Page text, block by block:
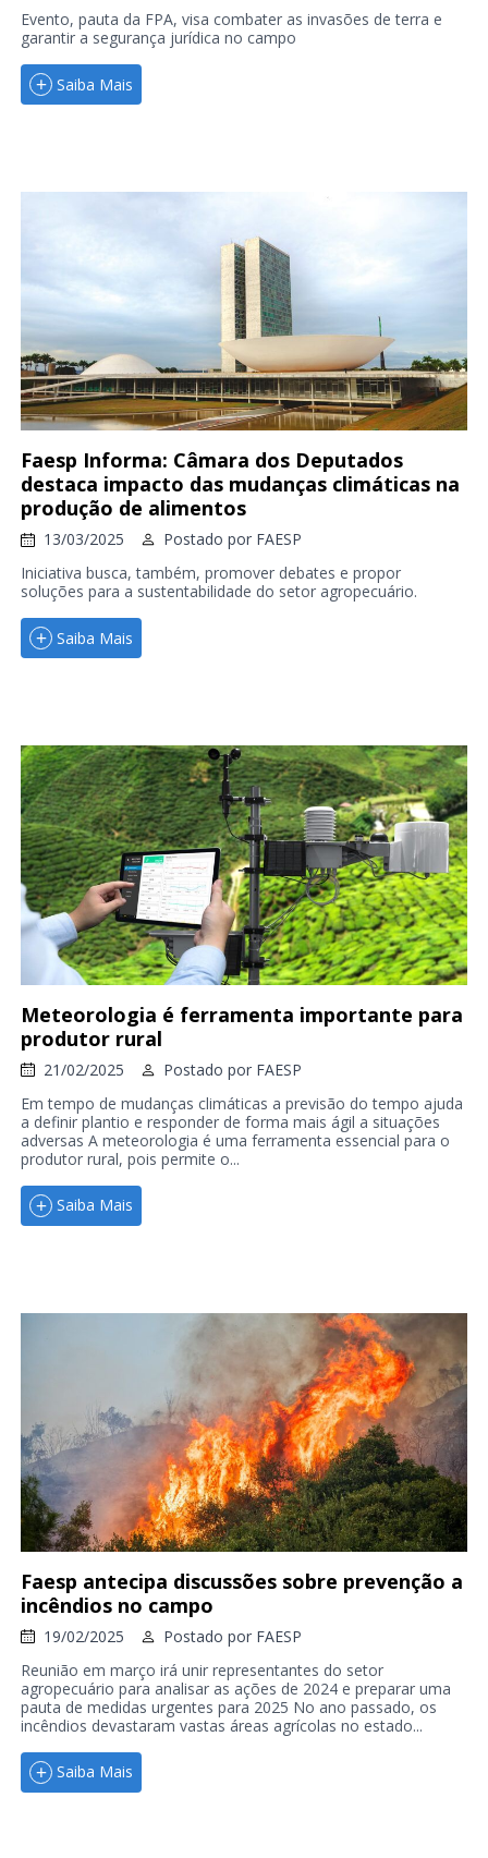
Evento, pauta da FPA, visa combater as invasões de terra e
garantir a segurança jurídica no campo
Saiba Mais
Faesp Informa: Câmara dos Deputados
destaca impacto das mudanças climáticas na
produção de alimentos
13/03/2025 Postado por FAESP
Iniciativa busca, também, promover debates e propor
soluções para a sustentabilidade do setor agropecuário.
Saiba Mais
Meteorologia é ferramenta importante para
produtor rural
21/02/2025 Postado por FAESP
Em tempo de mudanças climáticas a previsão do tempo ajuda
a definir plantio e responder de forma mais ágil a situações
adversas A meteorologia é uma ferramenta essencial para o
produtor rural, pois permite o...
Saiba Mais
Faesp antecipa discussões sobre prevenção a
incêndios no campo
19/02/2025 Postado por FAESP
Reunião em março irá unir representantes do setor
agropecuário para analisar as ações de 2024 e preparar uma
pauta de medidas urgentes para 2025 No ano passado, os
incêndios devastaram vastas áreas agrícolas no estado...
Saiba Mais